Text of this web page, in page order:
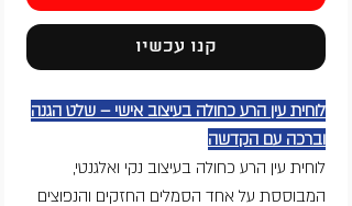
קנו עכשיו
לוחית עין הרע כחולה בעיצוב אישי – שלט הגנה
וברכה עם הקדשה
לוחית עין הרע כחולה בעיצוב נקי ואלגנטי,
המבוססת על אחד הסמלים החזקים והנפוצים